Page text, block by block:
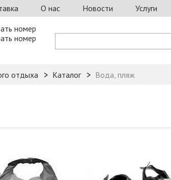
О нас Новости Услуги
номер
номер
отдыха Каталог Вода, пляж